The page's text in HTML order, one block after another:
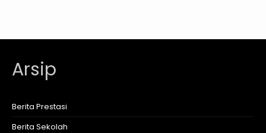
Arsip
Berita Prestasi
Berita Sekolah